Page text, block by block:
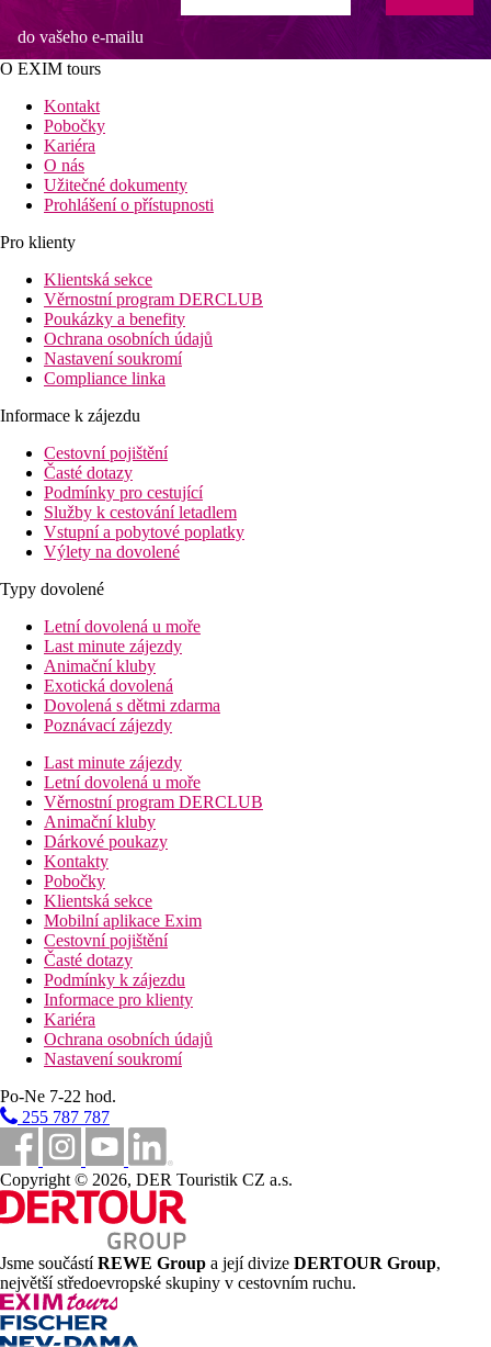
do vašeho e-mailu
O EXIM tours
Kontakt
Pobočky
Kariéra
O nás
Užitečné dokumenty
Prohlášení o přístupnosti
Pro klienty
Klientská sekce
Věrnostní program DERCLUB
Poukázky a benefity
Ochrana osobních údajů
Nastavení soukromí
Compliance linka
Informace k zájezdu
Cestovní pojištění
Časté dotazy
Podmínky pro cestující
Služby k cestování letadlem
Vstupní a pobytové poplatky
Výlety na dovolené
Typy dovolené
Letní dovolená u moře
Last minute zájezdy
Animační kluby
Exotická dovolená
Dovolená s dětmi zdarma
Poznávací zájezdy
Last minute zájezdy
Letní dovolená u moře
Věrnostní program DERCLUB
Animační kluby
Dárkové poukazy
Kontakty
Pobočky
Klientská sekce
Mobilní aplikace Exim
Cestovní pojištění
Časté dotazy
Podmínky k zájezdu
Informace pro klienty
Kariéra
Ochrana osobních údajů
Nastavení soukromí
Po-Ne 7-22 hod.
255 787 787
Copyright © 2026, DER Touristik CZ a.s.
Jsme součástíREWE Group a její divize DERTOUR Group,
největší středoevropské skupiny v cestovním ruchu.